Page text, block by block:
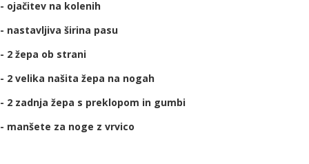
- ojačitev na kolenih
- nastavljiva širina pasu
- 2 žepa ob strani
- 2 velika našita žepa na nogah
- 2 zadnja žepa s preklopom in gumbi
- manšete za noge z vrvico